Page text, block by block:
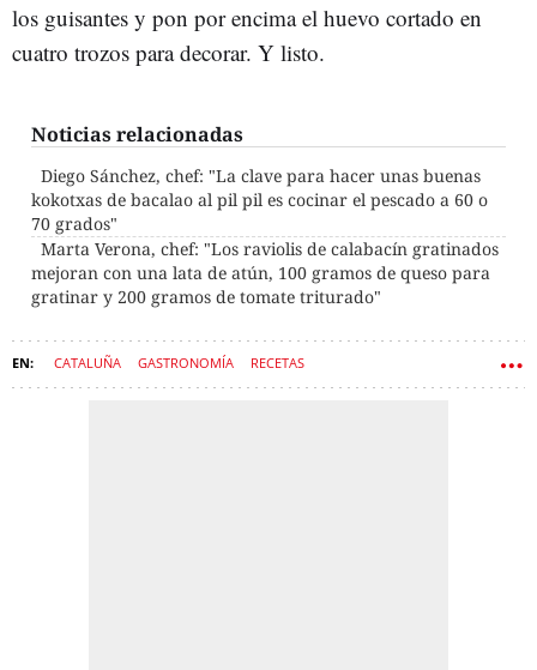
los guisantes y pon por encima el huevo cortado en
cuatro trozos para decorar. Y listo.
Noticias relacionadas
Diego Sánchez, chef: "La clave para hacer unas buenas
kokotxas de bacalao al pil pil es cocinar el pescado a 60 o
70 grados"
Marta Verona, chef: "Los raviolis de calabacín gratinados
mejoran con una lata de atún, 100 gramos de queso para
gratinar y 200 gramos de tomate triturado"
CATALUÑA GASTRONOMÍA RECETAS